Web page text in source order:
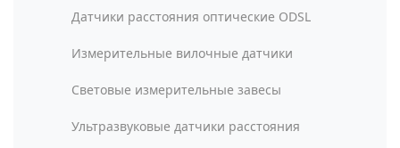
Датчики расстояния оптические ODSL
Измерительные вилочные датчики
Световые измерительные завесы
Ультразвуковые датчики расстояния